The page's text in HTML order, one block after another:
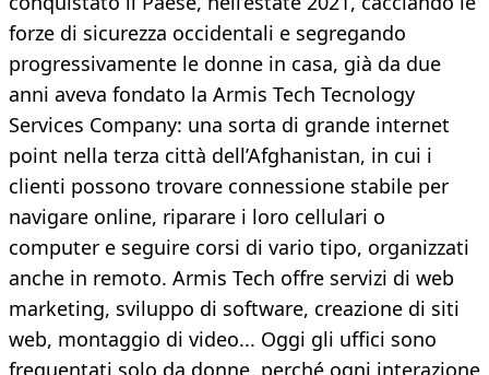
forze di sicurezza occidentali e segregando
progressivamente le donne in casa, già da due
anni aveva fondato la Armis Tech Tecnology
Services Company: una sorta di grande internet
point nella terza città dell’Afghanistan, in cui i
clienti possono trovare connessione stabile per
navigare online, riparare i loro cellulari o
computer e seguire corsi di vario tipo, organizzati
anche in remoto. Armis Tech offre servizi di web
marketing, sviluppo di software, creazione di siti
web, montaggio di video... Oggi gli uffici sono
frequentati solo da donne, perché ogni interazione